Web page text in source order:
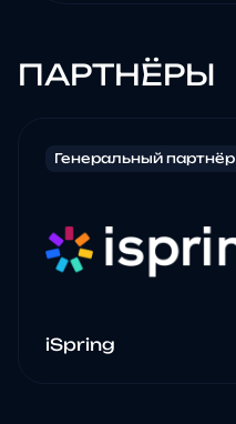
ПАРТНЁРЫ
Генеральный партнёр
iSpring